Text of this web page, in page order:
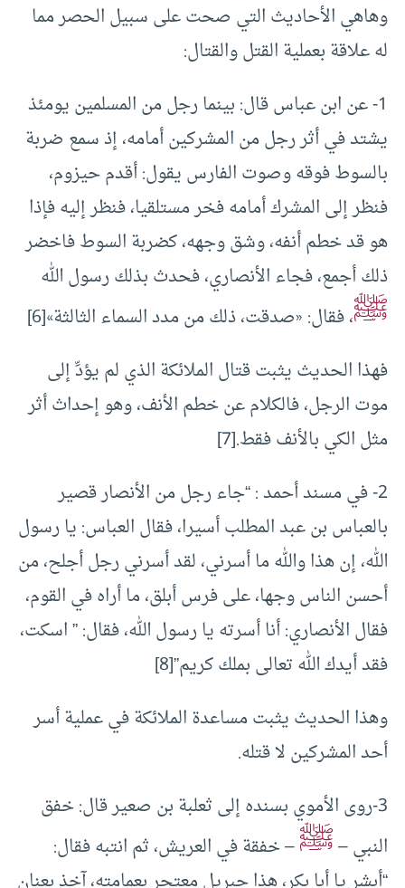
وهاهي الأحاديث التي صحت على سبيل الحصر مما
له علاقة بعملية القتل والقتال:
1- عن ابن عباس قال: بينما رجل من المسلمين يومئذ
يشتد في أثر رجل من المشركين أمامه، إذ سمع ضربة
بالسوط فوقه وصوت الفارس يقول: أقدم حيزوم،
فنظر إلى المشرك أمامه فخر مستلقيا، فنظر إليه فإذا
هو قد خطم أنفه، وشق وجهه، كضربة السوط فاخضر
ذلك أجمع، فجاء الأنصاري، فحدث بذلك رسول الله
ﷺ، فقال: «صدقت، ذلك من مدد السماء الثالثة»[6]
فهذا الحديث يثبت قتال الملائكة الذي لم يؤدِّ إلى
موت الرجل، فالكلام عن خطم الأنف، وهو إحداث أثر
مثل الكي بالأنف فقط.[7]
2- في مسند أحمد : “جاء رجل من الأنصار قصير
بالعباس بن عبد المطلب أسيرا، فقال العباس: يا رسول
الله، إن هذا والله ما أسرني، لقد أسرني رجل أجلح، من
أحسن الناس وجها، على فرس أبلق، ما أراه في القوم،
فقال الأنصاري: أنا أسرته يا رسول الله، فقال: ” اسكت،
فقد أيدك الله تعالى بملك كريم”[8]
وهذا الحديث يثبت مساعدة الملائكة في عملية أسر
أحد المشركين لا قتله.
3-روى الأموي بسنده إلى ثعلبة بن صعير قال: خفق
النبي –ﷺ– خفقة في العريش، ثم انتبه فقال: